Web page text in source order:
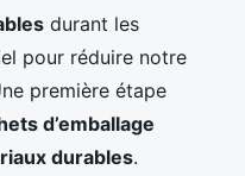
durant les
pour réduire notre
première étape
d’emballage
durables.